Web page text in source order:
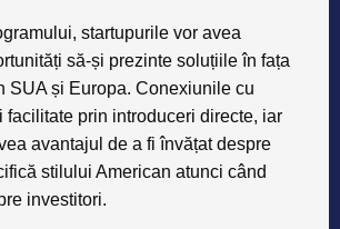
startupurile vor avea
să-și prezinte soluțiile în fața
SUA și Europa. Conexiunile cu
facilitate prin introduceri directe, iar
avantajul de a fi învățat despre
stilului American atunci când
investitori.